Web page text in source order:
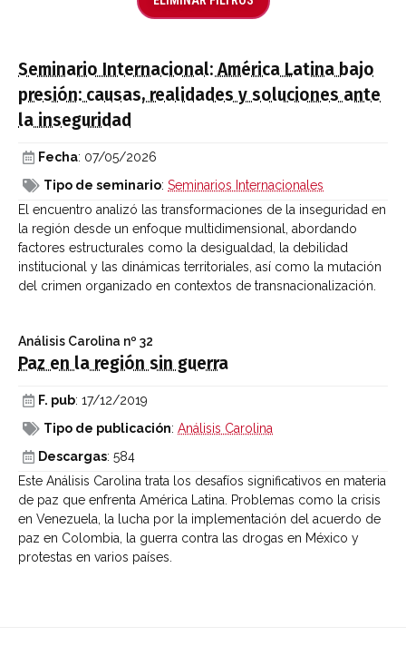
Seminario Internacional: América Latina bajo
presión: causas, realidades y soluciones ante
la inseguridad
Fecha: 07/05/2026
Tipo de seminario: Seminarios Internacionales
El encuentro analizó las transformaciones de la inseguridad en
la región desde un enfoque multidimensional, abordando
factores estructurales como la desigualdad, la debilidad
institucional y las dinámicas territoriales, así como la mutación
del crimen organizado en contextos de transnacionalización.
Análisis Carolina nº 32
Paz en la región sin guerra
F. pub: 17/12/2019
Tipo de publicación: Análisis Carolina
Descargas: 584
Este Análisis Carolina trata los desafíos significativos en materia
de paz que enfrenta América Latina. Problemas como la crisis
en Venezuela, la lucha por la implementación del acuerdo de
paz en Colombia, la guerra contra las drogas en México y
protestas en varios países.